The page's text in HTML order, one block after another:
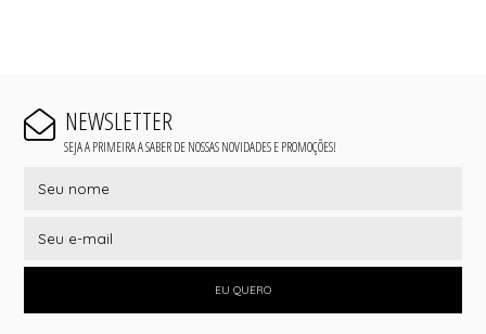
NEWSLETTER
SEJA A PRIMEIRA A SABER DE NOSSAS NOVIDADES E PROMOÇÕES!
EU QUERO